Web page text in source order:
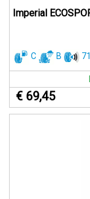
Imperial
C B 71
€ 69,45